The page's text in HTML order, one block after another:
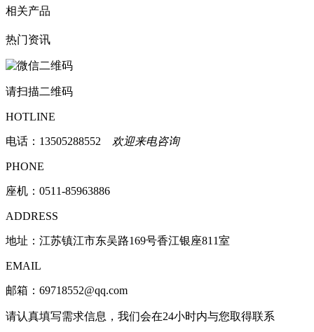
相关产品
热门资讯
请扫描二维码
HOTLINE
电话： 13505288552 欢迎来电咨询
PHONE
座机：0511-85963886
ADDRESS
地址：江苏镇江市东吴路169号香江银座811室
EMAIL
邮箱：69718552@qq.com
请认真填写需求信息，我们会在24小时内与您取得联系